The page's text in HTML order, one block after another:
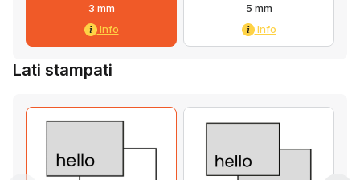
3 mm
Info
5 mm
Info
Lati stampati